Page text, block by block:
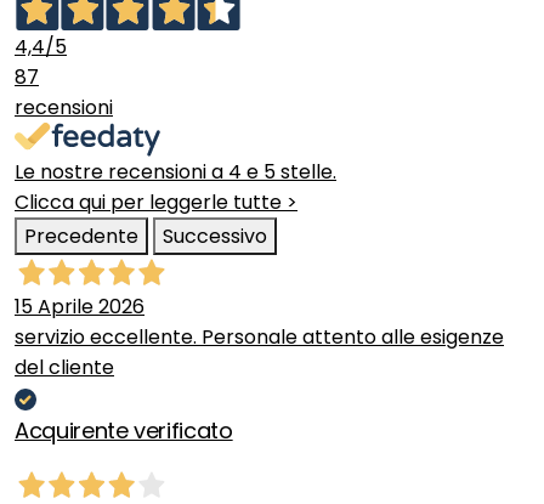
4,4/5
87
recensioni
Le nostre recensioni a 4 e 5 stelle.
Clicca qui per leggerle tutte >
Precedente
Successivo
15 Aprile 2026
servizio eccellente. Personale attento alle esigenze
del cliente
Acquirente verificato